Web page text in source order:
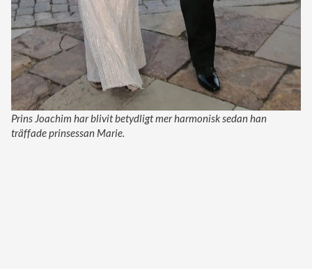
Prins Joachim har blivit betydligt mer harmonisk sedan han
träffade prinsessan Marie.